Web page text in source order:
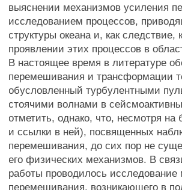
выяснении механизмов усиления
исследованием процессов,
структуры океана и, как
проявлении этих процессов в
В настоящее время в литературе
перемешивания и трансформации
обусловленный турбулентными
стоячими волнами в
отметить, однако, что, несмотря
и ссылки в ней), посвященных
перемешивания, до сих пор не
его физических механизмов. В
работы проводилось
перемешивания, возникающего в